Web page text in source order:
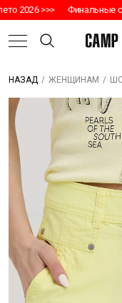
2026 >>> Финальные
НАЗАД / ЖЕНЩИНАМ /